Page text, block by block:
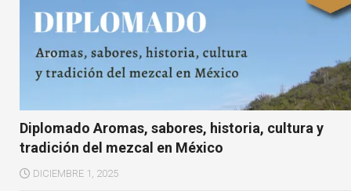
Diplomado Aromas, sabores, historia, cultura y
tradición del mezcal en México
DICIEMBRE 1, 2025